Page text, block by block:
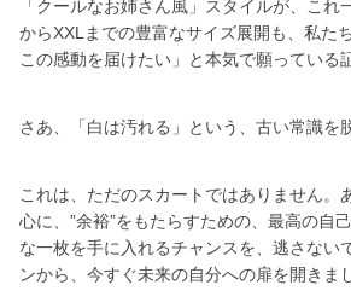
「クールなお姉さん風」スタイルが、これ
からXXLまでの豊富なサイズ展開も、私た
この感動を届けたい」と本気で願っている
さあ、「白は汚れる」という、古い常識を
これは、ただのスカートではありません。
心に、”余裕”をもたらすための、最高の自
な一枚を手に入れるチャンスを、逃さない
ンから、今すぐ未来の自分への扉を開きま